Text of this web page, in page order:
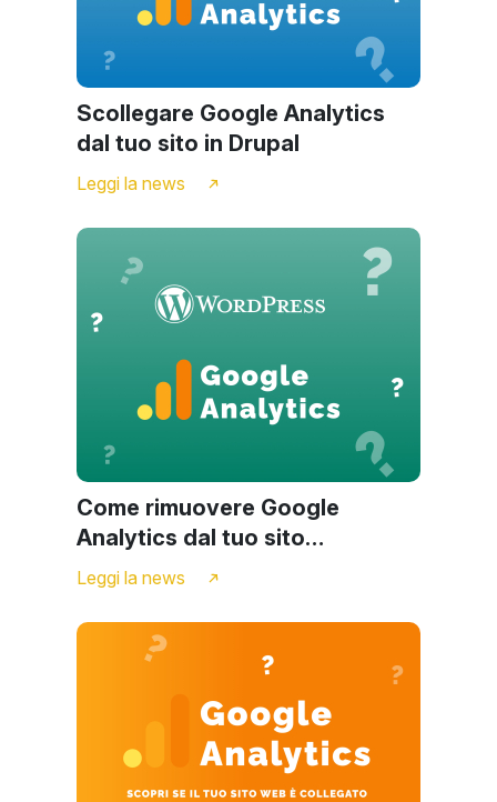
Scollegare Google Analytics
dal tuo sito in Drupal
Leggi la news
Come rimuovere Google
Analytics dal tuo sito
WordPress?
Leggi la news